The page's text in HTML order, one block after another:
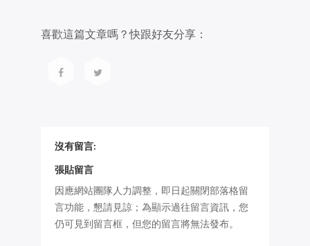
喜歡這篇文章嗎？快跟好友分享：
沒有留言:
張貼留言
因應網站團隊人力調整，即日起關閉部落格留
言功能，懇請見諒；為顯示過往留言資訊，您
仍可見到留言框，但您的留言將無法發布。